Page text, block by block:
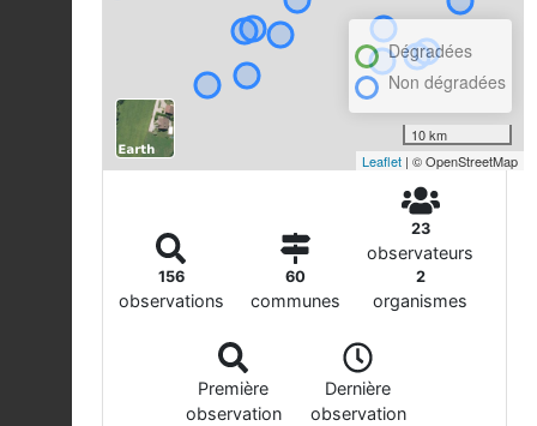
Dégradées
Non dégradées
10 km
Leaflet | © OpenStreetMap
156
observations
60
communes
23
observateurs
2
organismes
Première
observation
Dernière
observation